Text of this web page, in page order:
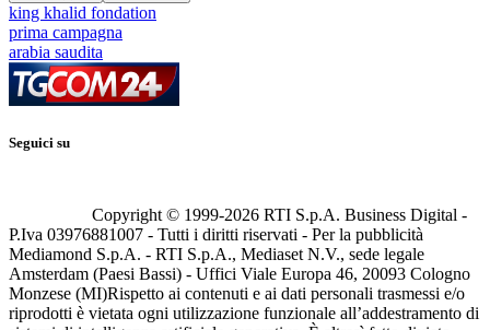
king khalid fondation
prima campagna
arabia saudita
Seguici su
Copyright © 1999-2026 RTI S.p.A. Business Digital -
P.Iva 03976881007 - Tutti i diritti riservati - Per la pubblicità
Mediamond S.p.A. - RTI S.p.A., Mediaset N.V., sede legale
Amsterdam (Paesi Bassi) - Uffici Viale Europa 46, 20093 Cologno
Monzese (MI)Rispetto ai contenuti e ai dati personali trasmessi e/o
riprodotti è vietata ogni utilizzazione funzionale all’addestramento di